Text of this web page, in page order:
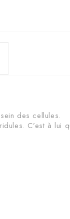
des cellules.
C’est à lui